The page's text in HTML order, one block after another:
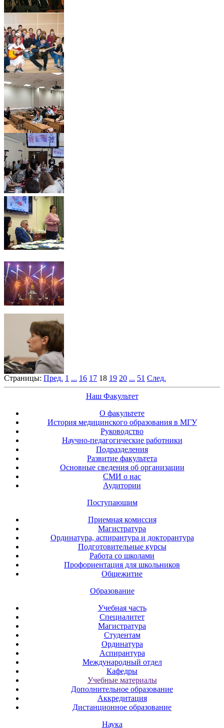
Страницы: Пред. 1 ... 16 17 18 19 20 ... 51 След.
Наш Факультет
О факультете
История медицинского образования в МГУ
Руководство
Научно-педагогические работники
Подразделения
Развитие факультета
Основные сведения об организации
СМИ о нас
Аудитории
Поступающим
Приемная комиссия
Магистратура
Ординатура, аспирантура и докторантура
Подготовительные курсы
Работа со школами
Профориентация для школьников
Общежитие
Образование
Учебная часть
Специалитет
Магистратура
Студентам
Ординатура
Аспирантура
Международный отдел
Кафедры
Учебные материалы
Дополнительное образование
Аккредитация
Дистанционное образование
Наука